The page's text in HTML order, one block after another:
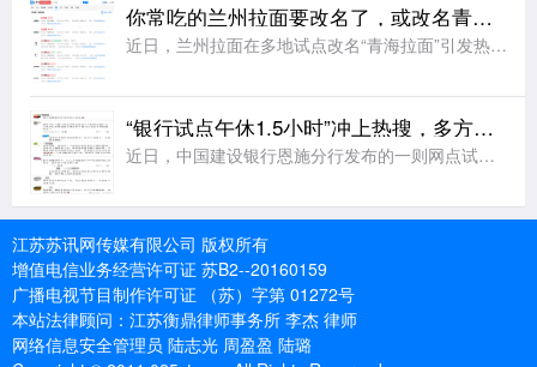
你常吃的兰州拉面要改名了，或改名青海拉面
近日，兰州拉面在多地试点改名“青海拉面”引发热议。据悉，改名背后藏着一场近40年的品牌错位。兰州本地并无 “兰州拉面” 叫法，正宗本土面食称作兰州牛肉面。上世纪80年代，青海化隆、尖扎群众外出谋生，借
“银行试点午休1.5小时”冲上热搜，多方发声
近日，中国建设银行恩施分行发布的一则网点试行午休的公告引发网友热议，公告显示，自2026年8月3日起，辖内所有网点试行工作日午休，上午9:00-12:30、下午14:00-17:00对外营业，12:3
江苏苏讯网传媒有限公司 版权所有
增值电信业务经营许可证 苏B2--20160159
广播电视节目制作许可证 （苏）字第 01272号
本站法律顾问：江苏衡鼎律师事务所 李杰 律师
网络信息安全管理员 陆志光 周盈盈 陆璐